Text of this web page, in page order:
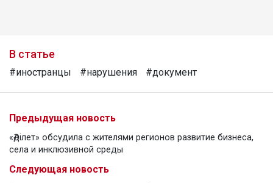
В статье
#иностранцы #нарушения #документ
Предыдущая новость
«Әділет» обсудила с жителями регионов развитие бизнеса,
села и инклюзивной среды
Следующая новость